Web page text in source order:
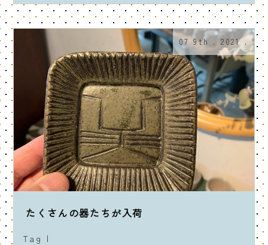
07 9th . 2021 .
たくさんの器たちが入荷
Tag |